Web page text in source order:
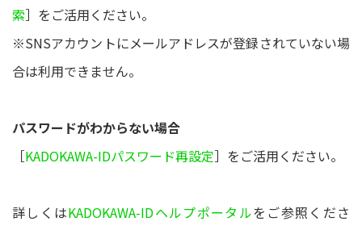
索］をご活用ください。
※SNSアカウントにメールアドレスが登録されていない場
合は利用できません。
パスワードがわからない場合
［KADOKAWA-IDパスワード再設定］をご活用ください。
詳しくはKADOKAWA-IDヘルプポータルをご参照くださ